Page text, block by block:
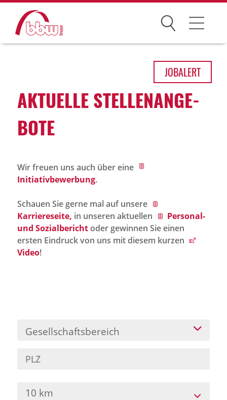
Suchen
Über uns
Historie
bbw als Arbeitgeber
Jobportal
Presse und Medien
Karriere
Presse
News Archiv
JOBALERT
AKTU­ELLE STEL­LEN­AN­GE­
BOTE
Wir freuen uns auch über eine
Initiativbewerbung.
Schauen Sie gerne mal auf unsere
Karriereseite, in unseren aktuellen
Personal-
und Sozialberichtoder gewinnen Sie einen
ersten Eindruck von uns mit diesem kurzen
Video!
Gesellschaftsbereich
10 km